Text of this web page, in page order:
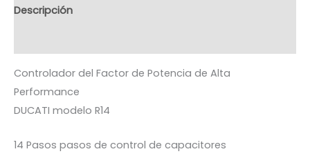
Descripción
Controlador del Factor de Potencia de Alta
Performance
DUCATI modelo R14
14 Pasos pasos de control de capacitores